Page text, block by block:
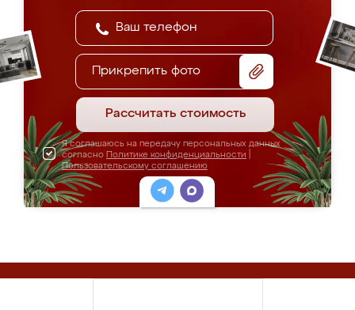
Прикрепить фото
Рассчитать стоимость
Я соглашаюсь на передачу персональных данных
согласно Политике конфиденциальности
Пользовательскому соглашению